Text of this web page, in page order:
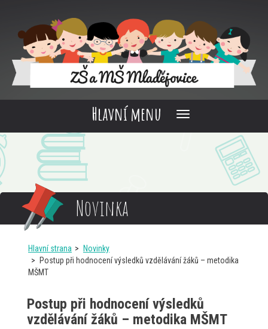
Hlavní menu
Novinka
Hlavní strana
Novinky
Postup při hodnocení výsledků vzdělávání žáků – metodika
MŠMT
Postup při hodnocení výsledků
vzdělávání žáků – metodika MŠMT